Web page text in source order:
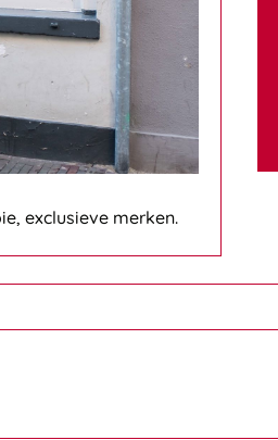
exclusieve merken.